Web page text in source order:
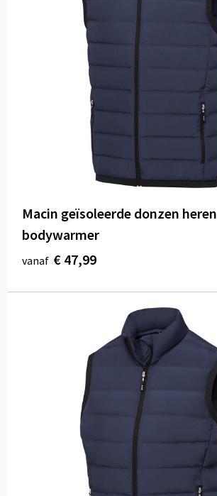
Macin geïsoleerde donzen heren
bodywarmer
vanaf € 47,99